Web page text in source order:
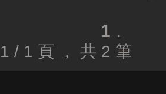
1 .
1 / 1 頁 ， 共 2